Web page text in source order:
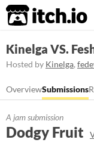
itch.io
Kinelga VS.
Hosted by Kinelga,
OverviewSubmissions
A jam submission
Dodgy Fruit